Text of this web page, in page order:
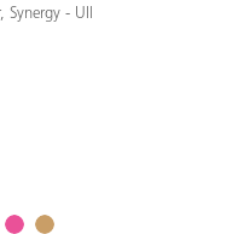
Synergy - Ull